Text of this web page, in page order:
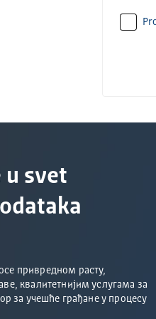
u svet
привредном расту,
квалитетнијим услугама за
за учешће грађане у процесу